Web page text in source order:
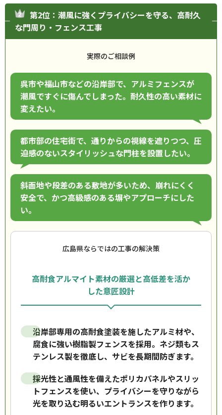
第2位：潮風に強くプライバシーを守る、高耐久
な門周り・フェンス工事
実際のご相談例
呉市や福山市などの沿岸部で、アルミフェンスが
潮風ですぐに傷んでしまった。耐久性の高い素材に
変えたい。
都市部の住宅街で、通りからの視線を遮りつつ、圧
迫感のないスタイリッシュな門柱を設置したい。
斜面地や段差のある敷地が多いため、崩れにくく
安全で、かつ高級感のある塀やアプローチにした
い。
広島県ならではの工事の解決策
高耐食アルマイト素材の厳選と高低差を活か
した意匠設計
沿岸部専用の高耐食塗装を施したアルミ材や、
腐食に強い樹脂製フェンスを採用。ネジ類もス
テンレス製を徹底し、サビを長期間防ぎます。
採光性と通風性を備えたポリカパネルやスリッ
トフェンスを使い、プライバシーを守りながら
光を取り込む明るいエントランスを作ります。